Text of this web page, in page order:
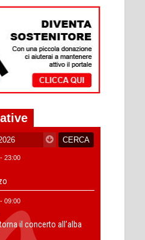
23:00
09:00
il concerto all’alba